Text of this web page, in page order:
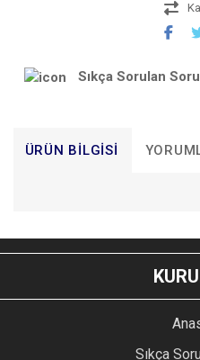
Sıkça Sorulan
ÜRÜN BILGISI
Bu ürünün fiyat bilgisi, resim,
konularda yetersiz
kullanarak tarafımıza
Ürün resmi kalitesiz,
Sıkça